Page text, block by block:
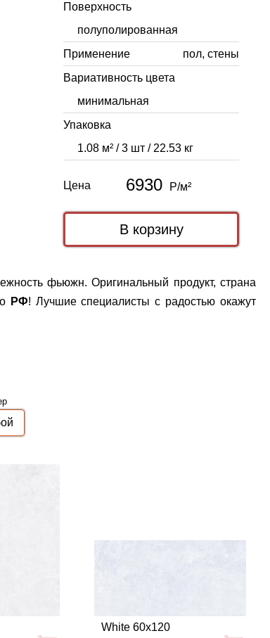
Поверхность
полуполированная
Применение
пол, стены
Вариативность цвета
минимальная
Упаковка
1.08 м² / 3 шт / 22.53 кг
Цена 6930 Р/м²
фьюжн. Оригинальный продукт, страна
РФ! Лучшие специалисты с радостью окажут
White 60x120